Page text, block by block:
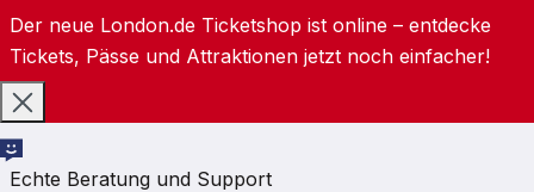
Zum Hauptinhalt springen
Der neue London.de Ticketshop ist online – entdecke
Tickets, Pässe und Attraktionen jetzt noch einfacher!
Echte Beratung und Support